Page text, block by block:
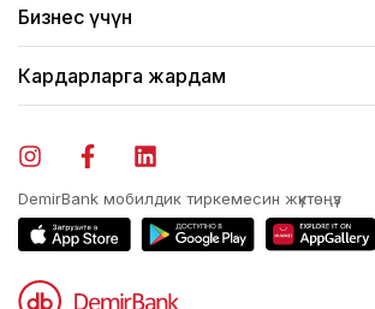
Бизнес үчүн
Кардарларга жардам
DemirBank мобилдик тиркемесин жүктөңүз